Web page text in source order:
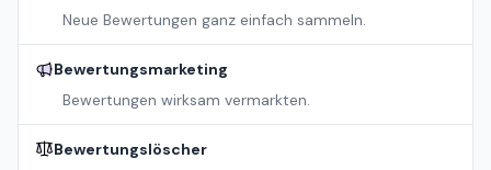
Neue Bewertungen ganz einfach sammeln.
Bewertungsmarketing
Bewertungen wirksam vermarkten.
Bewertungslöscher